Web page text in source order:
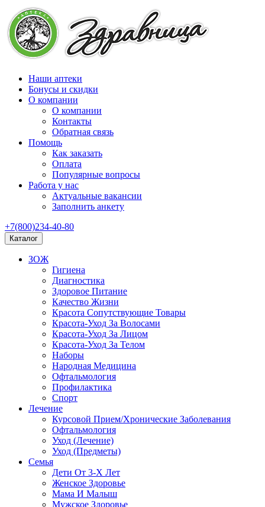
Наши аптеки
Бонусы и скидки
О компании
О компании
Контакты
Обратная связь
Помощь
Как заказать
Оплата
Популярные вопросы
Работа у нас
Актуальные вакансии
Заполнить анкету
+7(800)234-40-80
Каталог
ЗОЖ
Гигиена
Диагностика
Здоровое Питание
Качество Жизни
Красота Сопутствующие Товары
Красота-Уход За Волосами
Красота-Уход За Лицом
Красота-Уход За Телом
Наборы
Народная Медицина
Офтальмология
Профилактика
Спорт
Лечение
Курсовой Прием/Хронические Заболевания
Офтальмология
Уход (Лечение)
Уход (Предметы)
Семья
Дети От 3-Х Лет
Женское Здоровье
Мама И Малыш
Мужское Здоровье